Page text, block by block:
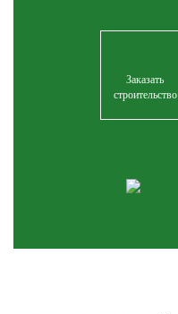
Заказать
строительство